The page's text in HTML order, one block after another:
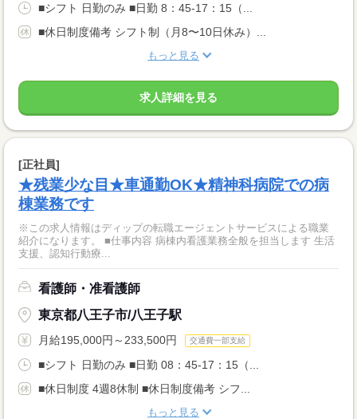
■シフト 日勤のみ ■日勤 8：45-17：15（...
■休日制度備考 シフト制（月8〜10日休み）...
もっと見る
求人詳細を見る
[正社員]
★残業少な目★車通勤OK★精神科病院での病
棟業務です
※この求人情報はディップの転職エージェントサービスによる職業
紹介になります。 ■仕事内容 病棟内看護業務全般を担当します 生活
支援、認知行動療...
看護師・准看護師
東京都八王子市/八王子駅
月給195,000円～233,500円 交通費一部支給
■シフト 日勤のみ ■日勤 08：45-17：15（...
■休日制度 4週8休制 ■休日制度備考 シフ...
もっと見る